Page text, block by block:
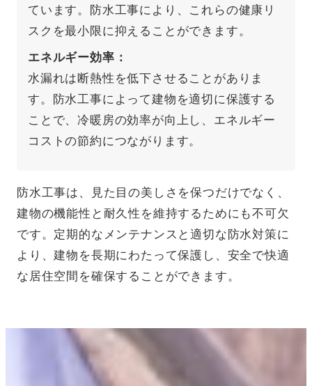
ています。防水工事により、これらの健康リ
スクを最小限に抑えることができます。
エネルギー効率
水漏れは断熱性を低下させることがありま
す。防水工事によって建物を適切に保護する
ことで、冷暖房の効率が向上し、エネルギー
コストの節約につながります。
防水工事は、見た目の美しさを保つだけでなく、
建物の機能性と耐久性を維持するためにも不可欠
です。定期的なメンテナンスと適切な防水対策に
より、建物を長期にわたって保護し、安全で快適
な居住空間を確保することができます。